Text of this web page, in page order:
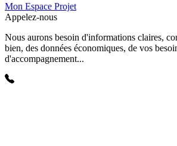
Mon Espace Projet
Appelez-nous
Nous aurons besoin d'informations claires,
bien, des données économiques, de vos
d'accompagnement...